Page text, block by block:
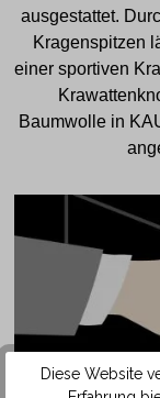
ausgestattet.
Kragenspitzen
einer sportiven
Baumwolle in
Diese Website